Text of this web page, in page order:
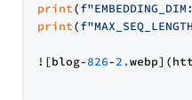
print(
print(
![blog-826-2.